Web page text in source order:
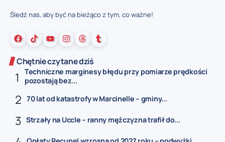
Śledź nas, aby być na bieżąco z tym, co ważne!
Chętnie czytane dziś
Techniczne marginesy błędu przy pomiarze prędkości
pozostają bez...
70 lat od katastrofy w Marcinelle – gminy...
Strzały na Uccle – ranny mężczyzna trafił do...